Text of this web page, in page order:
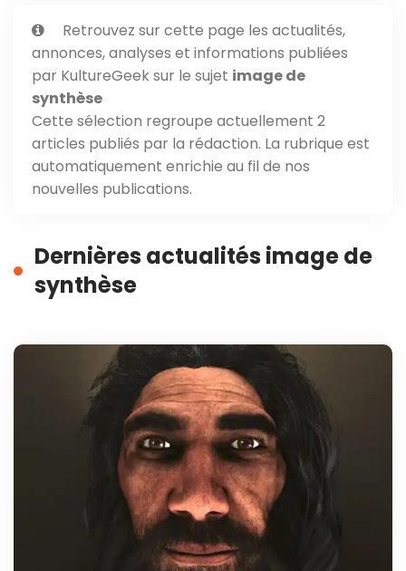
Retrouvez sur cette page les actualités,
annonces, analyses et informations publiées
par KultureGeek sur le sujet image de
synthèse
Cette sélection regroupe actuellement 2
articles publiés par la rédaction. La rubrique est
automatiquement enrichie au fil de nos
nouvelles publications.
Dernières actualités image de
synthèse